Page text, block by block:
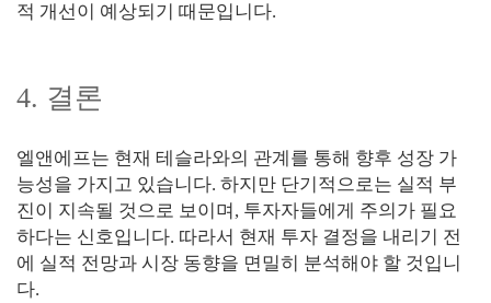
적 개선이 예상되기 때문입니다.
4. 결론
엘앤에프는 현재 테슬라와의 관계를 통해 향후 성장 가
능성을 가지고 있습니다. 하지만 단기적으로는 실적 부
진이 지속될 것으로 보이며, 투자자들에게 주의가 필요
하다는 신호입니다. 따라서 현재 투자 결정을 내리기 전
에 실적 전망과 시장 동향을 면밀히 분석해야 할 것입니
다.